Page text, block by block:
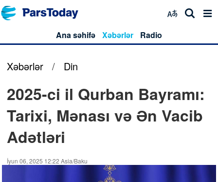
Ana səhifə Xəbərlər Radio
Xəbərlər / Din
2025-ci il Qurban Bayramı:
Tarixi, Mənası və Ən Vacib
Adətləri
İyun 06, 2025 12:22 Asia/Baku